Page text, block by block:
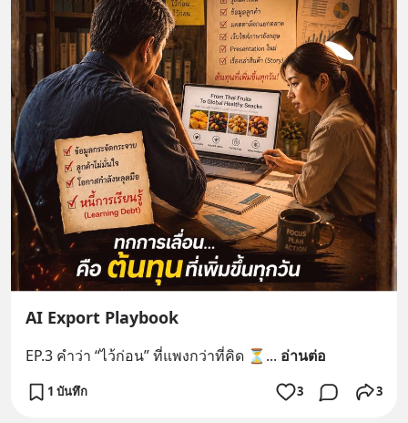
AI Export Playbook
EP.3 คำว่า “ไว้ก่อน” ที่แพงกว่าที่คิด ⏳ ... อ่านต่อ
1 บันทึก 3 3